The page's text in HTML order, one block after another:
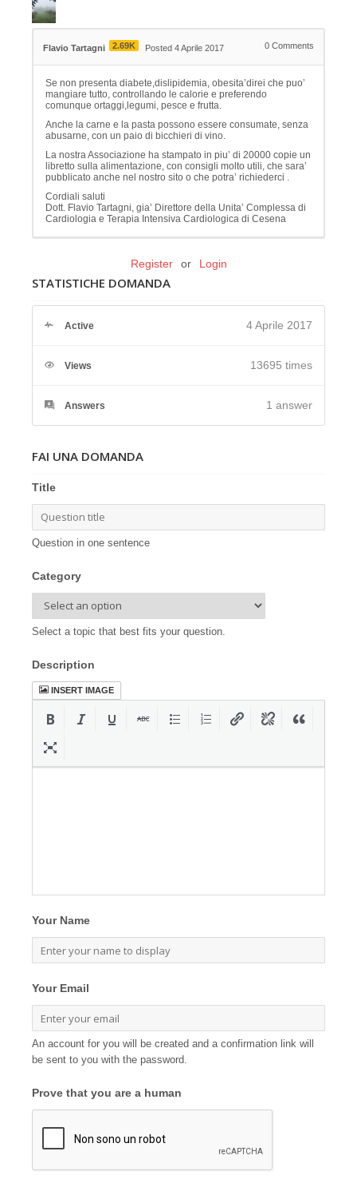
Flavio Tartagni 2.69K Posted 4 Aprile 2017 0 Comments
Se non presenta diabete,dislipidemia, obesita’direi che puo’
mangiare tutto, controllando le calorie e preferendo
comunque ortaggi,legumi, pesce e frutta.
Anche la carne e la pasta possono essere consumate, senza
abusarne, con un paio di bicchieri di vino.
La nostra Associazione ha stampato in piu’ di 20000 copie un
libretto sulla alimentazione, con consigli molto utili, che sara’
pubblicato anche nel nostro sito o che potra’ richiederci .
Cordiali saluti
Dott. Flavio Tartagni, gia’ Direttore della Unita’ Complessa di
Cardiologia e Terapia Intensiva Cardiologica di Cesena
Register or Login
STATISTICHE DOMANDA
Active 4 Aprile 2017
Views 13695 times
Answers 1 answer
FAI UNA DOMANDA
Title
Question in one sentence
Category
Select a topic that best fits your question.
Description
INSERT IMAGE
Your Name
Your Email
An account for you will be created and a confirmation link will
be sent to you with the password.
Prove that you are a human